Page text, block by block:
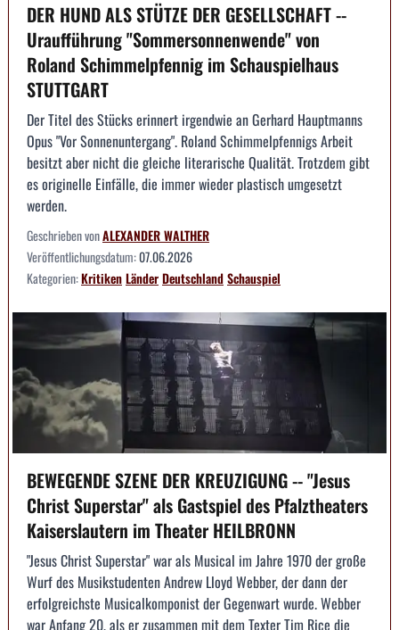
DER HUND ALS STÜTZE DER GESELLSCHAFT --
Uraufführung "Sommersonnenwende" von
Roland Schimmelpfennig im Schauspielhaus
STUTTGART
Der Titel des Stücks erinnert irgendwie an Gerhard Hauptmanns
Opus "Vor Sonnenuntergang". Roland Schimmelpfennigs Arbeit
besitzt aber nicht die gleiche literarische Qualität. Trotzdem gibt
es originelle Einfälle, die immer wieder plastisch umgesetzt
werden.
Geschrieben vonALEXANDER WALTHER
Veröffentlichungsdatum:07.06.2026
Kategorien:KritikenLänderDeutschlandSchauspiel
BEWEGENDE SZENE DER KREUZIGUNG -- "Jesus
Christ Superstar" als Gastspiel des Pfalztheaters
Kaiserslautern im Theater HEILBRONN
"Jesus Christ Superstar" war als Musical im Jahre 1970 der große
Wurf des Musikstudenten Andrew Lloyd Webber, der dann der
erfolgreichste Musicalkomponist der Gegenwart wurde. Webber
war Anfang 20, als er zusammen mit dem Texter Tim Rice die